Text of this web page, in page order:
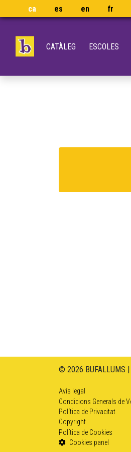
ca es en fr
CATÀLEG ESCOLES
© 2026 BUFALLUMS
Avís legal
Condicions Generals de
Política de Privacitat
Copyright
Política de Cookies
Cookies panel